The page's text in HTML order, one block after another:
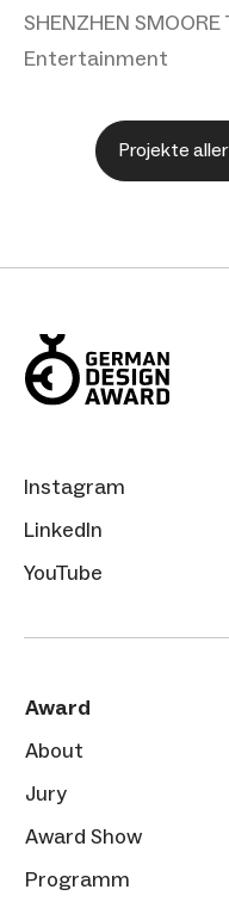
SHENZHEN
Entertainment
Projekte
Instagram
LinkedIn
YouTube
Award
About
Jury
Award Show
Programm